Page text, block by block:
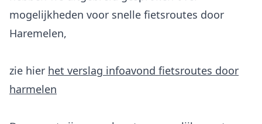
mogelijkheden voor snelle fietsroutes door
Haremelen,
zie hier het verslag infoavond fietsroutes door
harmelen